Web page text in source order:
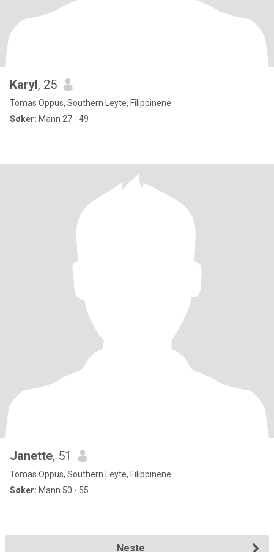
Karyl, 25
Tomas Oppus, Southern Leyte, Filippinene
Søker: Mann 27 - 49
Janette, 51
Tomas Oppus, Southern Leyte, Filippinene
Søker: Mann 50 - 55
Neste